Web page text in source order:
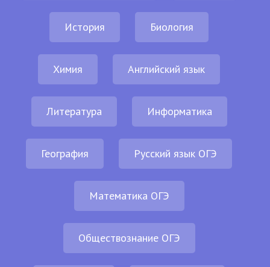
История Биология
Химия Английский язык
Литература Информатика
География Русский язык ОГЭ
Математика ОГЭ
Обществознание ОГЭ